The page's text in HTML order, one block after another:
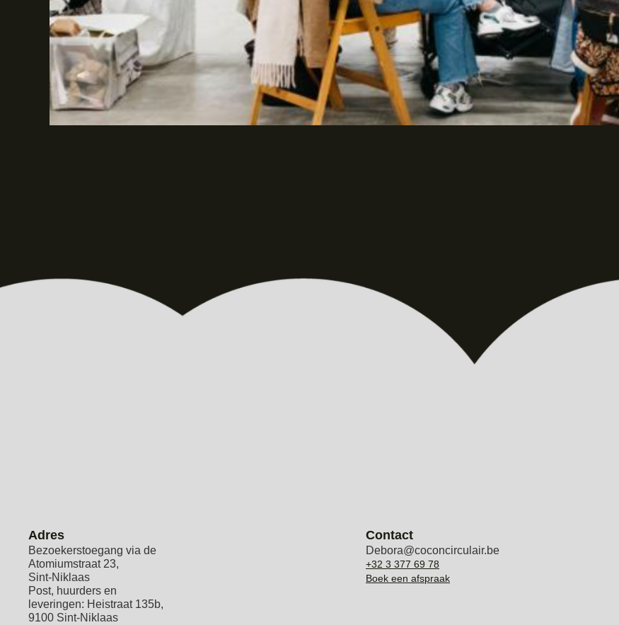
Adres
Bezoekerstoegang via de
Atomiumstraat 23,
Sint-Niklaas
Post, huurders en
leveringen: Heistraat 135b,
9100 Sint-Niklaas
Contact
Debora@coconcirculair.be
+32 3 377 69 78
Boek een afspraak